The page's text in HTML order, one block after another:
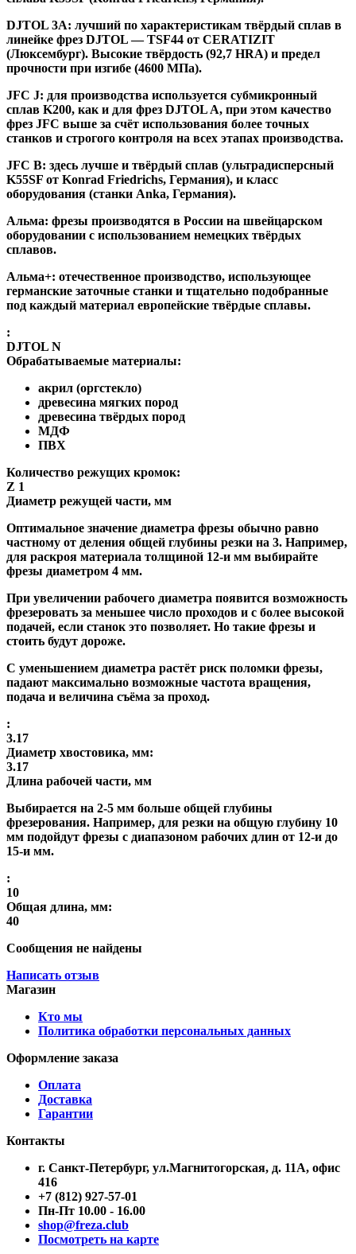
DJTOL 3A: лучший по характеристикам твёрдый сплав в
линейке фрез DJTOL — TSF44 от CERATIZIT
(Люксембург). Высокие твёрдость (92,7 HRA) и предел
прочности при изгибе (4600 МПа).
JFC J: для производства используется субмикронный
сплав K200, как и для фрез DJTOL A, при этом качество
фрез JFC выше за счёт использования более точных
станков и строгого контроля на всех этапах производства.
JFC B: здесь лучше и твёрдый сплав (ультрадисперсный
K55SF от Konrad Friedrichs, Германия), и класс
оборудования (станки Anka, Германия).
Альма: фрезы производятся в России на швейцарском
оборудовании с использованием немецких твёрдых
сплавов.
Альма+: отечественное производство, использующее
германские заточные станки и тщательно подобранные
под каждый материал европейские твёрдые сплавы.
:
DJTOL N
Обрабатываемые материалы:
акрил (оргстекло)
древесина мягких пород
древесина твёрдых пород
МДФ
ПВХ
Количество режущих кромок:
Z 1
Диаметр режущей части, мм
Оптимальное значение диаметра фрезы обычно равно
частному от деления общей глубины резки на 3. Например,
для раскроя материала толщиной 12-и мм выбирайте
фрезы диаметром 4 мм.
При увеличении рабочего диаметра появится возможность
фрезеровать за меньшее число проходов и с более высокой
подачей, если станок это позволяет. Но такие фрезы и
стоить будут дороже.
С уменьшением диаметра растёт риск поломки фрезы,
падают максимально возможные частота вращения,
подача и величина съёма за проход.
:
3.17
Диаметр хвостовика, мм:
3.17
Длина рабочей части, мм
Выбирается на 2-5 мм больше общей глубины
фрезерования. Например, для резки на общую глубину 10
мм подойдут фрезы с диапазоном рабочих длин от 12-и до
15-и мм.
:
10
Общая длина, мм:
40
Сообщения не найдены
Написать отзыв
Магазин
Кто мы
Политика обработки персональных данных
Оформление заказа
Оплата
Доставка
Гарантии
Контакты
г. Санкт-Петербург, ул.Магнитогорская, д. 11А, офис
416
+7 (812) 927-57-01
Пн-Пт 10.00 - 16.00
shop@freza.club
Посмотреть на карте